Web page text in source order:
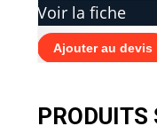
Voir la fiche
Ajouter au devis